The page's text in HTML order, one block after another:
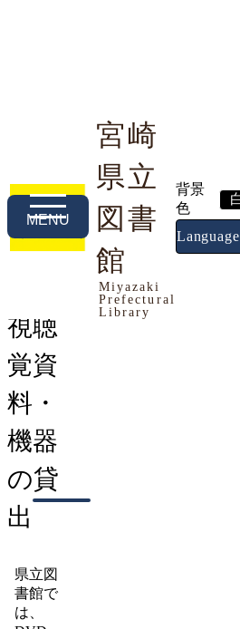
宮崎
県立
図書
館
Miyazaki
Prefectural
Library
背景
色
Language
MENU
利用案内 本や資料を探す
トップページ> つながる図書
視聴
覚資
料・
機器
の貸
出
県立図
書館で
は、